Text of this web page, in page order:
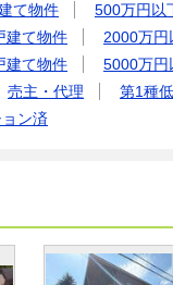
て物件
500万円以
建て物件
2000万円
建て物件
5000万円
売主・代理 第1種
ン済